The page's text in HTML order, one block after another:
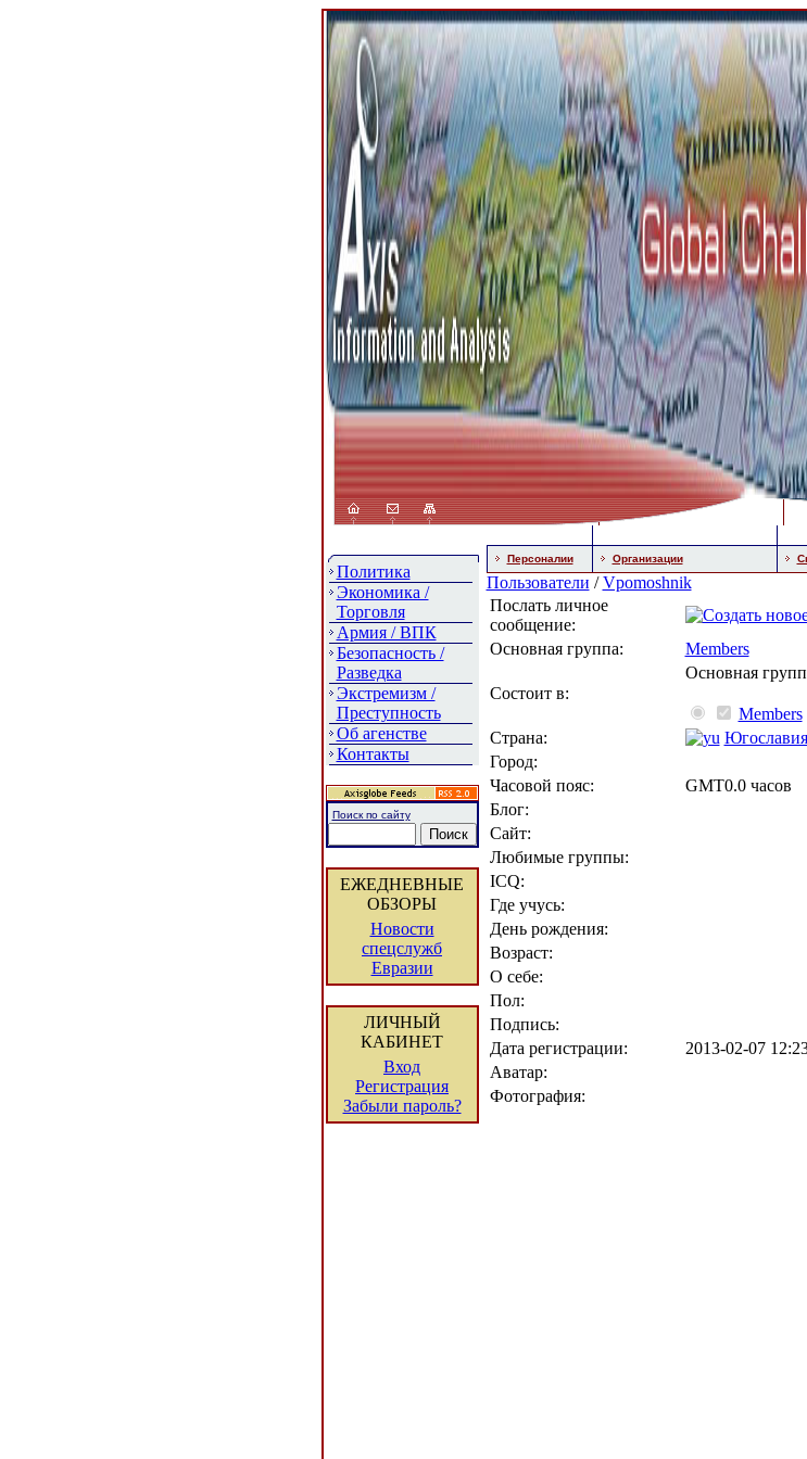
Политика
Экономика /
Торговля
Армия / ВПК
Безопасность /
Разведка
Экстремизм /
Преступность
Об агенстве
Контакты
Поиск по сайту
ЕЖЕДНЕВНЫЕ
ОБЗОРЫ
Новости
спецслужб
Евразии
ЛИЧНЫЙ
КАБИНЕТ
Вход
Регистрация
Забыли пароль?
Персоналии Организации
Пользователи /Vpomoshnik
Послать личное
сообщение:
Основная группа:
Members
Состоит в:
Основная
Members
Страна:
Югославия
Город:
Часовой пояс:
GMT0.0 часов
Блог:
Сайт:
Любимые группы:
ICQ:
Где учусь:
День рождения:
Возраст:
О себе:
Пол:
Подпись:
Дата регистрации:
2013-02-07
Аватар:
Фотография: